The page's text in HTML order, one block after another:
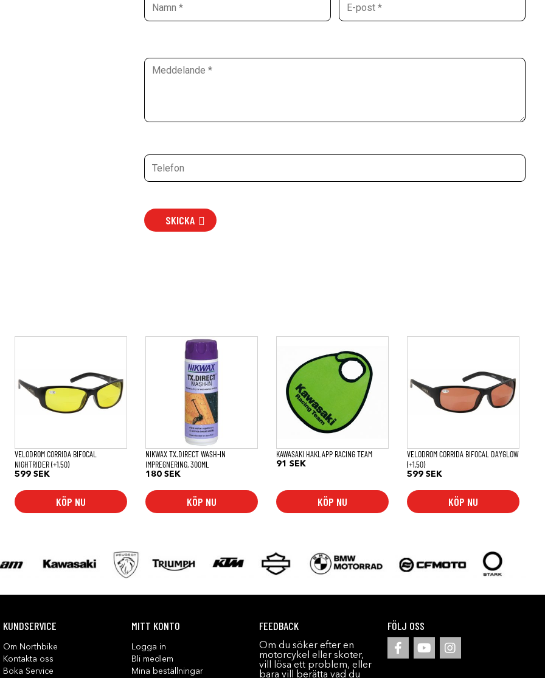
SKICKA
VELODROM CORRIDA BIFOCAL
NIGHTRIDER (+1,50)
599SEK
KÖP NU
NIKWAX TX.DIRECT WASH-IN
IMPREGNERING, 300ML
180SEK
KÖP NU
KAWASAKI HAKLAPP RACING TEAM
91SEK
KÖP NU
VELODROM CORRIDA BIFOCAL DAYGLOW
(+1,50)
599SEK
KÖP NU
KUNDSERVICE
Om Northbike
Kontakta oss
Boka Service
MITT KONTO
Logga in
Bli medlem
Mina beställningar
FEEDBACK
Om du söker efter en
motorcykel eller skoter,
vill lösa ett problem, eller
bara vill berätta vad du
FÖLJ OSS